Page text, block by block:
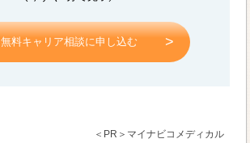
無料キャリア相談に申し込む
＜PR＞マイナビコメディカル